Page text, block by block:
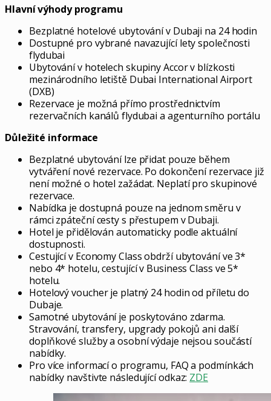
Hlavní výhody programu
Bezplatné hotelové ubytování v Dubaji na 24 hodin
Dostupné pro vybrané navazující lety společnosti
flydubai
Ubytování v hotelech skupiny Accor v blízkosti
mezinárodního letiště Dubai International Airport
(DXB)
Rezervace je možná přímo prostřednictvím
rezervačních kanálů flydubai a agenturního portálu
Důležité informace
Bezplatné ubytování lze přidat pouze během
vytváření nové rezervace. Po dokončení rezervace již
není možné o hotel zažádat. Neplatí pro skupinové
rezervace.
Nabídka je dostupná pouze na jednom směru v
rámci zpáteční cesty s přestupem v Dubaji.
Hotel je přidělován automaticky podle aktuální
dostupnosti.
Cestující v Economy Class obdrží ubytování ve 3*
nebo 4* hotelu, cestující v Business Class ve 5*
hotelu.
Hotelový voucher je platný 24 hodin od příletu do
Dubaje.
Samotné ubytování je poskytováno zdarma.
Stravování, transfery, upgrady pokojů ani další
doplňkové služby a osobní výdaje nejsou součástí
nabídky.
Pro více informací o programu, FAQ a podmínkách
nabídky navštivte následující odkaz: ZDE